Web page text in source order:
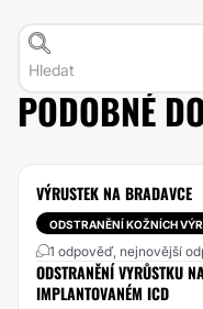
PODOBNÉ
VÝRUSTEK NA BRADAVCE
ODSTRANĚNÍ KOŽNÍCH
1 odpověď, nejnovější
ODSTRANĚNÍ VYRŮSTKU
IMPLANTOVANÉM ICD